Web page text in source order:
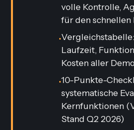
volle Kontrolle,
für den schnellen
•
Laufzeit,
Kosten aller
•10-Punkte-
systematische
Kernfunktionen
Stand Q2 2026)